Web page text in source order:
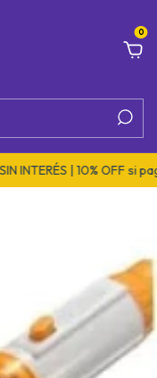
0
INTERÉS | 10% OFF si